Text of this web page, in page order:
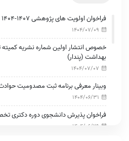
فراخوان اولویت های پژوهشی 1407-1404 سازمان سنجش کشور
1404/07/09
خصوص انتشار اولین شماره نشریه
بهداشت (پندار)
1404/07/07
وبینار معرفی برنامه ثبت مصدومیت
1404/06/31
فراخوان پذیرش دانشجوی دوره دکتری
1404/06/29